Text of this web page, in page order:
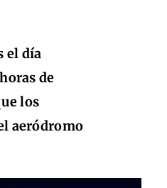
el día
de
los
aeródromo